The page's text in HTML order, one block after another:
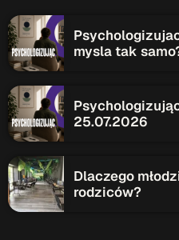
Patronat medialny Radia
itp.Czytaj więcej…
Wyszukaj
search
mysla tak
25.07.2026
Dlaczego
rodziców?